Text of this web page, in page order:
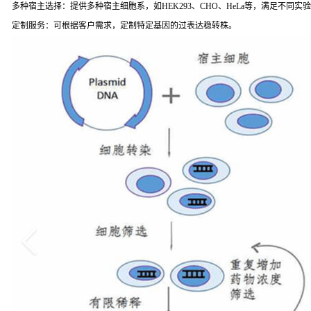
多种宿主选择：提供多种宿主细胞系，如HEK293、CHO、HeLa等，满足不同实
定制服务：可根据客户需求，定制特定基因的过表达稳转株。